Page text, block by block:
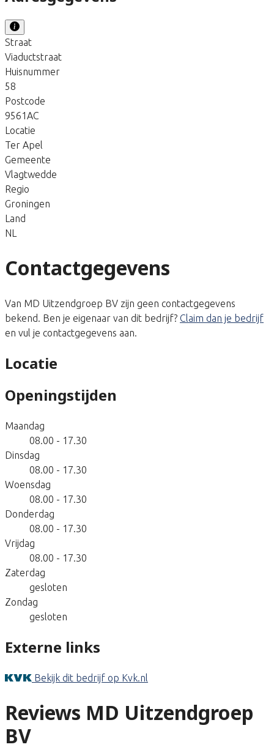
Straat
Viaductstraat
Huisnummer
58
Postcode
9561AC
Locatie
Ter Apel
Gemeente
Vlagtwedde
Regio
Groningen
Land
NL
Contactgegevens
Van MD Uitzendgroep BV zijn geen contactgegevens
bekend. Ben je eigenaar van dit bedrijf? Claim dan je bedrijf
en vul je contactgegevens aan.
Locatie
Openingstijden
Maandag
08.00 - 17.30
Dinsdag
08.00 - 17.30
Woensdag
08.00 - 17.30
Donderdag
08.00 - 17.30
Vrijdag
08.00 - 17.30
Zaterdag
gesloten
Zondag
gesloten
Externe links
Bekijk dit bedrijf op Kvk.nl
Reviews MD Uitzendgroep
BV